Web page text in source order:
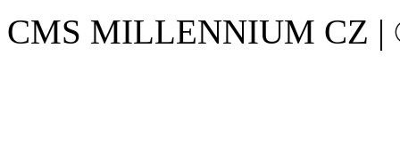
CMS MILLENNIUM CZ |